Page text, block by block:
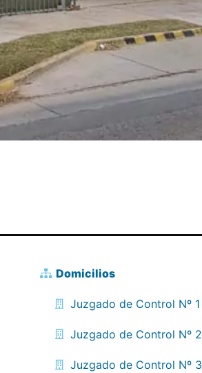
Domicilios
Juzgado de Control Nº 1
Juzgado de Control Nº 2
Juzgado de Control Nº 3